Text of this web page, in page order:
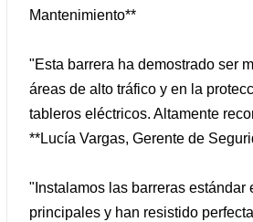
Mantenimiento**
"Esta barrera ha demostrado ser
áreas de alto tráfico y en la
tableros eléctricos. Altamente
**Lucía Vargas, Gerente de
"Instalamos las barreras estándar
principales y han resistido